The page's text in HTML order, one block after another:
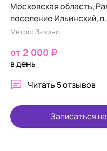
Московская область,
поселение Ильинский,
ул., 16/4
Метро: Выхино
от 2 000 ₽
в день
Читать 5 отзывов
Записаться